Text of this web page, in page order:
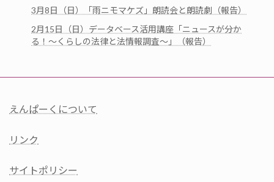
3月8日（日）「雨ニモマケズ」朗読会と朗読劇（報告）
2月15日（日）データベース活用講座「ニュースが分か
る！～くらしの法律と法情報調査～」（報告）
えんぱーくについて
リンク
サイトポリシー